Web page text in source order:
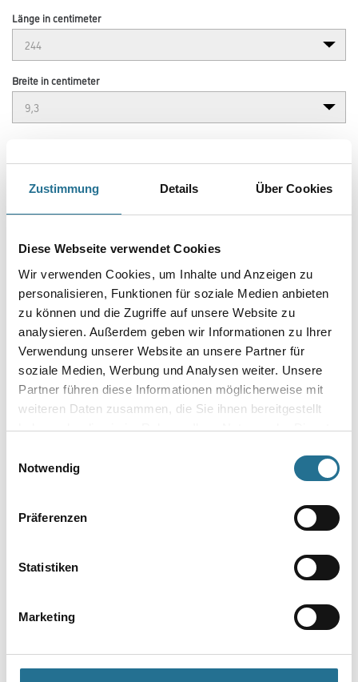
Zustimmung Details Über Cookies
Diese Webseite verwendet Cookies
Wir verwenden Cookies, um Inhalte und Anzeigen zu
personalisieren, Funktionen für soziale Medien anbieten
zu können und die Zugriffe auf unsere Website zu
analysieren. Außerdem geben wir Informationen zu Ihrer
Verwendung unserer Website an unsere Partner für
soziale Medien, Werbung und Analysen weiter. Unsere
Partner führen diese Informationen möglicherweise mit
weiteren Daten zusammen, die Sie ihnen bereitgestellt
haben oder die sie im Rahmen Ihrer Nutzung der Dienste
Notwendig
Präferenzen
Statistiken
Marketing
Länge in centimeter
Breite in centimeter
Umrechnungsfaktoren
VIELLEICHT GEFÄLLT IHNEN AUCH...
Kleber/Spachtelmasse
u.Verfugungsmater.
Bitte einloggen, um Preise zu